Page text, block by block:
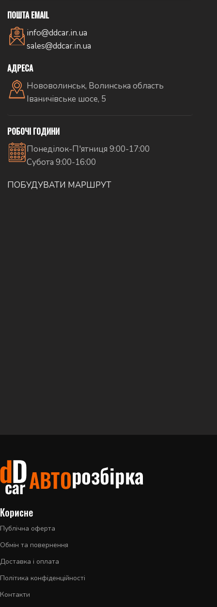
ПОШТА EMAIL
info@ddcar.in.ua
sales@ddcar.in.ua
АДРЕСА
Нововолинськ, Волинська область
Іваничівське шосе, 5
РОБОЧІ ГОДИНИ
Понеділок-П'ятниця 9:00-17:00
Субота 9:00-16:00
ПОБУДУВАТИ МАРШРУТ
Корисне
Публічна оферта
Обмін та повернення
Доставка і оплата
Політика конфіденційності
Контакти